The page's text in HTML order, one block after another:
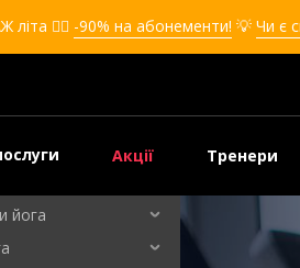
❤️‍🔥 -90% на абонементи! 💡 Чи є
для дівчат
для дітей
для дівчат
для дітей
йога
Акції Тренери